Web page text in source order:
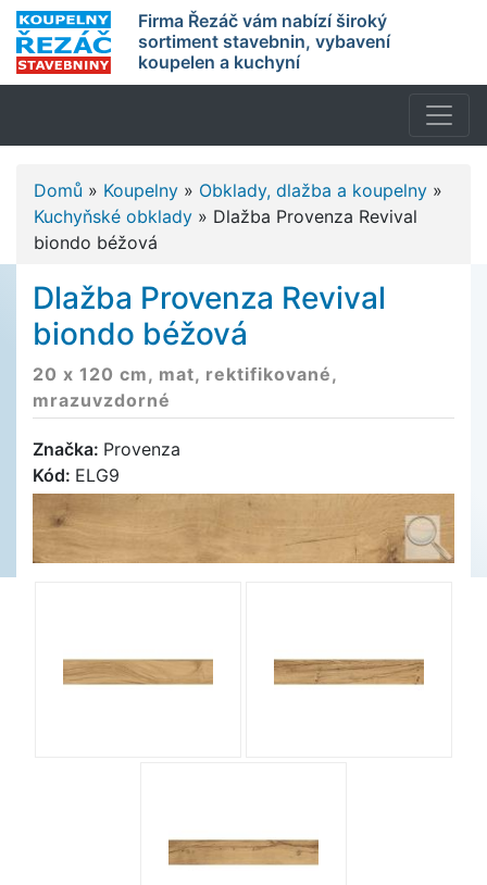
Firma Řezáč vám nabízí široký
sortiment stavebnin, vybavení
koupelen a kuchyní
Domů » Koupelny » Obklady, dlažba a koupelny »
Kuchyňské obklady » Dlažba Provenza Revival
biondo béžová
Dlažba Provenza Revival
biondo béžová
20 x 120 cm, mat, rektifikované,
mrazuvzdorné
Značka: Provenza
Kód: ELG9